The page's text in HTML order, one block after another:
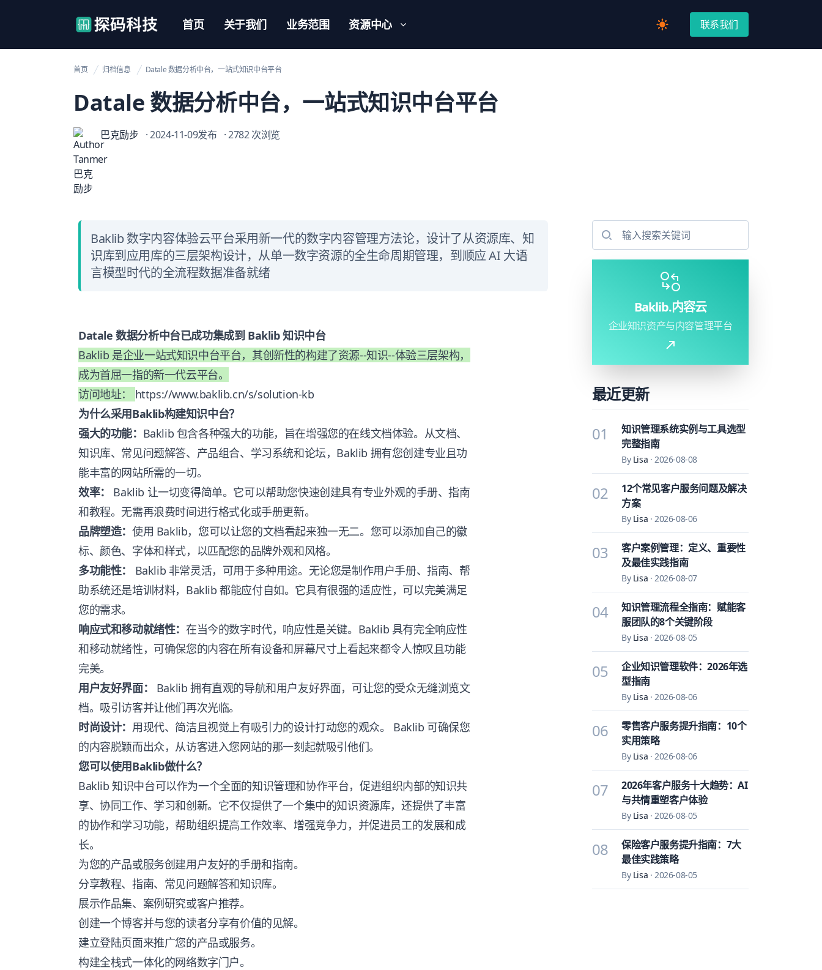
【官网】探码科技 首页 关于我们 业务范围 资源中心 Switch to light / dark version
联系我们
首页 归档信息 Datale 数据分析中台，一站式知识中台平台
Datale 数据分析中台，一站式知识中台平台
巴克励步 · 2024-11-09发布 · 2782 次浏览
Baklib 数字内容体验云平台采用新一代的数字内容管理方法论，设计了从资源库、知
识库到应用库的三层架构设计，从单一数字资源的全生命周期管理，到顺应 AI 大语
言模型时代的全流程数据准备就绪
Datale 数据分析中台已成功集成到 Baklib 知识中台
Baklib 是企业一站式知识中台平台，其创新性的构建了资源--知识--体验三层架构，
成为首屈一指的新一代云平台。
访问地址： https://www.baklib.cn/s/solution-kb
为什么采用Baklib构建知识中台？
强大的功能： Baklib 包含各种强大的功能，旨在增强您的在线文档体验。从文档、
知识库、常见问题解答、产品组合、学习系统和论坛，Baklib 拥有您创建专业且功
能丰富的网站所需的一切。
效率：
Baklib 让一切变得简单。它可以帮助您快速创建具有专业外观的手册、指南
和教程。无需再浪费时间进行格式化或手册更新。
品牌塑造： 使用 Baklib，您可以让您的文档看起来独一无二。您可以添加自己的徽
标、颜色、字体和样式，以匹配您的品牌外观和风格。
多功能性：
Baklib 非常灵活，可用于多种用途。无论您是制作用户手册、指南、帮
助系统还是培训材料，Baklib 都能应付自如。它具有很强的适应性，可以完美满足
您的需求。
响应式和移动就绪性： 在当今的数字时代，响应性是关键。Baklib 具有完全响应性
和移动就绪性，可确保您的内容在所有设备和屏幕尺寸上看起来都令人惊叹且功能
完美。
用户友好界面：
Baklib 拥有直观的导航和用户友好界面，可让您的受众无缝浏览文
档。吸引访客并让他们再次光临。
时尚设计： 用现代、简洁且视觉上有吸引力的设计打动您的观众。 Baklib 可确保您
的内容脱颖而出众，从访客进入您网站的那一刻起就吸引他们。
您可以使用Baklib做什么？
Baklib 知识中台可以作为一个全面的知识管理和协作平台，促进组织内部的知识共
享、协同工作、学习和创新。它不仅提供了一个集中的知识资源库，还提供了丰富
的协作和学习功能，帮助组织提高工作效率、增强竞争力，并促进员工的发展和成
长。
为您的产品或服务创建用户友好的手册和指南。
分享教程、指南、常见问题解答和知识库。
展示作品集、案例研究或客户推荐。
创建一个博客并与您的读者分享有价值的见解。
建立登陆页面来推广您的产品或服务。
构建全栈式一体化的网络数字门户。
Baklib.内容云
企业知识资产与内容管理平台
最近更新
01
知识管理系统实例与工具选型
完整指南
By Lisa ·2026-08-08
02
12个常见客户服务问题及解决
方案
By Lisa ·2026-08-06
03
客户案例管理：定义、重要性
及最佳实践指南
By Lisa ·2026-08-07
04
知识管理流程全指南：赋能客
服团队的8个关键阶段
By Lisa ·2026-08-05
05
企业知识管理软件：2026年选
型指南
By Lisa ·2026-08-06
06
零售客户服务提升指南：10个
实用策略
By Lisa ·2026-08-06
07
2026年客户服务十大趋势：AI
与共情重塑客户体验
By Lisa ·2026-08-05
08
保险客户服务提升指南：7大
最佳实践策略
By Lisa ·2026-08-05